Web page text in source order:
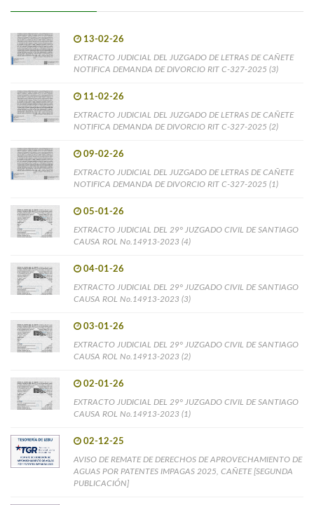
13-02-26
EXTRACTO JUDICIAL DEL JUZGADO DE LETRAS DE CAÑETE
NOTIFICA DEMANDA DE DIVORCIO RIT C-327-2025 (3)
11-02-26
EXTRACTO JUDICIAL DEL JUZGADO DE LETRAS DE CAÑETE
NOTIFICA DEMANDA DE DIVORCIO RIT C-327-2025 (2)
09-02-26
EXTRACTO JUDICIAL DEL JUZGADO DE LETRAS DE CAÑETE
NOTIFICA DEMANDA DE DIVORCIO RIT C-327-2025 (1)
05-01-26
EXTRACTO JUDICIAL DEL 29° JUZGADO CIVIL DE SANTIAGO
CAUSA ROL No.14913-2023 (4)
04-01-26
EXTRACTO JUDICIAL DEL 29° JUZGADO CIVIL DE SANTIAGO
CAUSA ROL No.14913-2023 (3)
03-01-26
EXTRACTO JUDICIAL DEL 29° JUZGADO CIVIL DE SANTIAGO
CAUSA ROL No.14913-2023 (2)
02-01-26
EXTRACTO JUDICIAL DEL 29° JUZGADO CIVIL DE SANTIAGO
CAUSA ROL No.14913-2023 (1)
02-12-25
AVISO DE REMATE DE DERECHOS DE APROVECHAMIENTO DE
AGUAS POR PATENTES IMPAGAS 2025, CAÑETE [SEGUNDA
PUBLICACIÓN]